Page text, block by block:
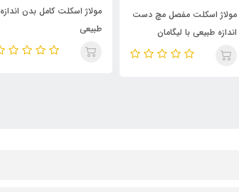
مولاژ اسکلت مفصل مچ دست
اندازه طبیعی با لیگامان
مولاژ اسکلت کامل بدن اندازه
طبیعی